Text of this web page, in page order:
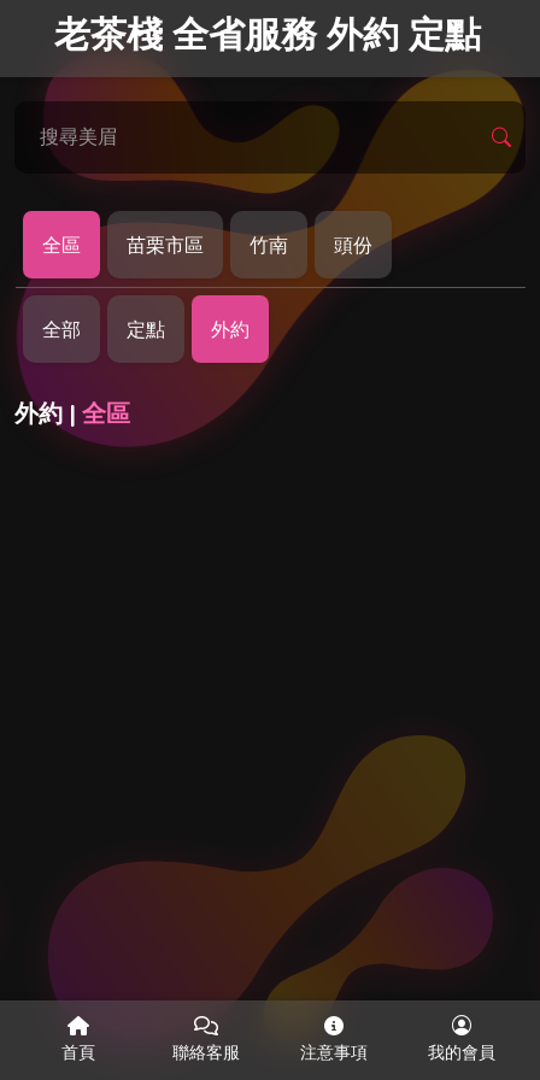
老茶棧 全省服務 外約 定點
搜尋美眉
全區 苗栗市區 竹南 頭份
全部 定點 外約
外約 | 全區
首頁 聯絡客服 注意事項 我的會員